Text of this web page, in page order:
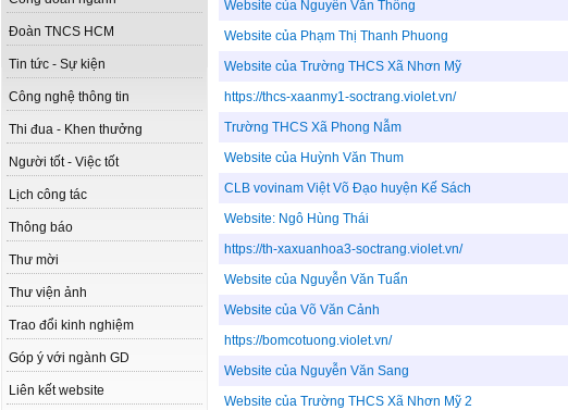
Đoàn TNCS HCM
Tin tức - Sự kiện
Công nghệ thông tin
Thi đua - Khen thưởng
Người tốt - Việc tốt
Lịch công tác
Thông báo
Thư mời
Thư viện ảnh
Trao đổi kinh nghiệm
Góp ý với ngành GD
Liên kết website
Website của Nguyễn Văn Thống
Website của Phạm Thị Thanh Phuong
Website của Trường THCS Xã Nhơn Mỹ
https://thcs-xaanmy1-soctrang.violet.vn/
Trường THCS Xã Phong Nẫm
Website của Huỳnh Văn Thum
CLB vovinam Việt Võ Đạo huyện Kế Sách
Website: Ngô Hùng Thái
https://th-xaxuanhoa3-soctrang.violet.vn/
Website của Nguyễn Văn Tuẩn
Website của Võ Văn Cảnh
https://bomcotuong.violet.vn/
Website của Nguyễn Văn Sang
Website của Trường THCS Xã Nhơn Mỹ 2